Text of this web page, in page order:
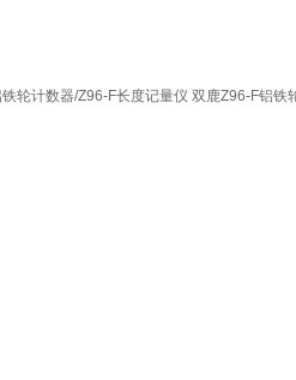
轮计数器/Z96-F长度记量仪 双鹿Z96-F铝铁